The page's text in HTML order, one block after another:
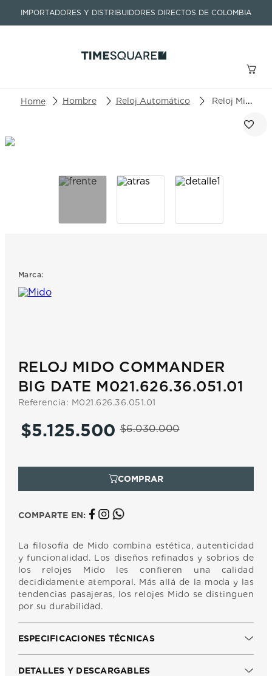
IMPORTADORES Y DISTRIBUIDORES DIRECTOS DE COLOMBIA
Buscar un producto o artículo
Hombre Reloj Automático Reloj Mido Commander Big Date M021.626.36.051.01
Marca:
RELOJ MIDO COMMANDER
BIG DATE M021.626.36.051.01
Referencia: M021.626.36.051.01
$6.030.000
$5.125.500
COMPARTE EN:
La filosofía de Mido combina estética, autenticidad
y funcionalidad. Los diseños refinados y sobrios de
los relojes Mido les confieren una calidad
decididamente atemporal. Más allá de la moda y las
tendencias pasajeras, los relojes Mido se distinguen
por su durabilidad.
ESPECIFICACIONES TÉCNICAS
DETALLES Y DESCARGABLES
TÉRMINOS MÁS BUSCADOS